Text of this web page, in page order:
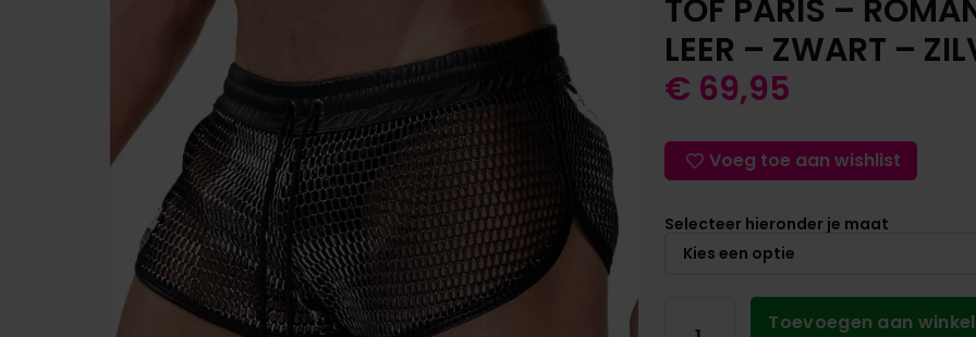
TOF PARIS –
LEER – ZWART –
€ 69,95
Voeg toe aan wishlist
Selecteer hieronder je maat
Toevoegen aan